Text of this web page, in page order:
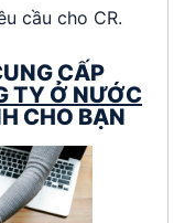
cầu cho CR.
CẤP
TY Ở NƯỚC
CHO BẠN